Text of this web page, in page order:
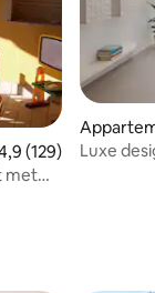
(129)
met
Luxe